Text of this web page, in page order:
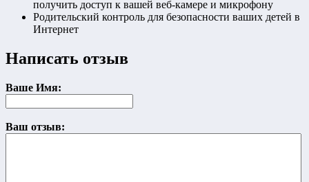
получить доступ к вашей веб-камере и микрофону
Родительский контроль для безопасности ваших детей в
Интернет
Написать отзыв
Ваше Имя:
Ваш отзыв: